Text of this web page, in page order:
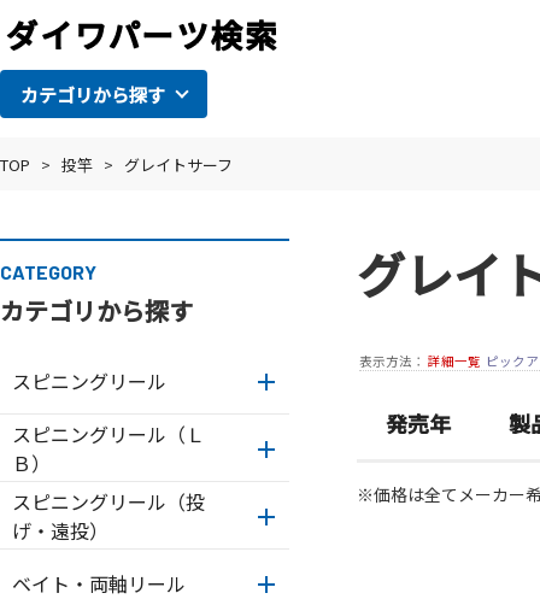
カテゴリから探す
TOP > 投竿 > グレイトサーフ
CATEGORY
カテゴリから探す
スピニングリール
スピニングリール（Ｌ
Ｂ）
スピニングリール（投
げ・遠投）
ベイト・両軸リール
グレイ
表示方法： 詳細一覧 ピック
発売年 製
※価格は全てメーカー